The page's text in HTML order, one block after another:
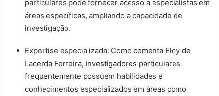
particulares pode fornecer acesso a especialistas em
áreas específicas, ampliando a capacidade de
investigação.
Expertise especializada: Como comenta Eloy de
Lacerda Ferreira, investigadores particulares
frequentemente possuem habilidades e
conhecimentos especializados em áreas como